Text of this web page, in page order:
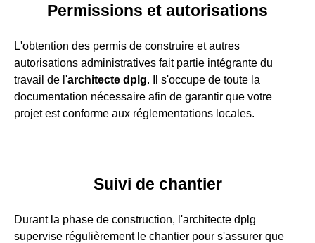
Permissions et autorisations
L'obtention des permis de construire et autres
autorisations administratives fait partie intégrante du
travail de l'architecte dplg. Il s'occupe de toute la
documentation nécessaire afin de garantir que votre
projet est conforme aux réglementations locales.
Suivi de chantier
Durant la phase de construction, l'architecte dplg
supervise régulièrement le chantier pour s'assurer que